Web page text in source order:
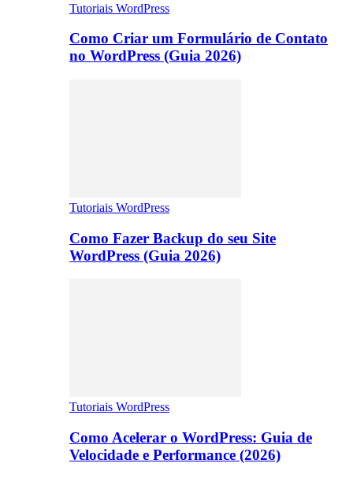
Tutoriais WordPress
Como Criar um Formulário de Contato
no WordPress (Guia 2026)
Tutoriais WordPress
Como Fazer Backup do seu Site
WordPress (Guia 2026)
Tutoriais WordPress
Como Acelerar o WordPress: Guia de
Velocidade e Performance (2026)